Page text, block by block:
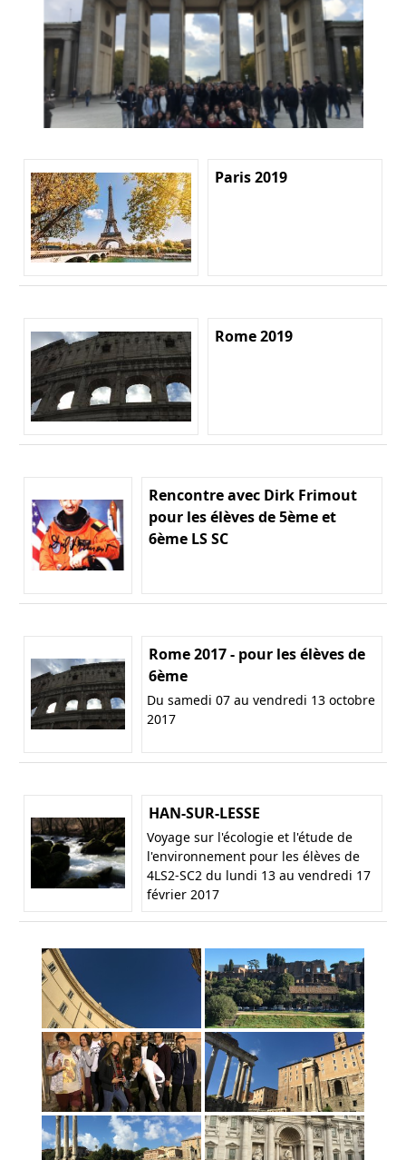
Paris 2019
Rome 2019
Rencontre avec Dirk Frimout
pour les élèves de 5ème et
6ème LS SC
Rome 2017 - pour les élèves de
6ème
Du samedi 07 au vendredi 13 octobre
2017
HAN-SUR-LESSE
Voyage sur l'écologie et l'étude de
l'environnement pour les élèves de
4LS2-SC2 du lundi 13 au vendredi 17
février 2017